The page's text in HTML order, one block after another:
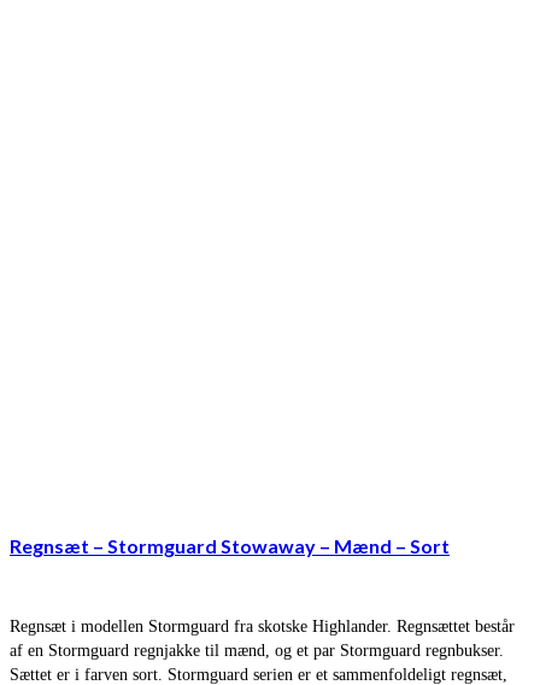
Regnsæt – Stormguard Stowaway – Mænd – Sort
Regnsæt i modellen Stormguard fra skotske Highlander. Regnsættet består
af en Stormguard regnjakke til mænd, og et par Stormguard regnbukser.
Sættet er i farven sort. Stormguard serien er et sammenfoldeligt regnsæt,